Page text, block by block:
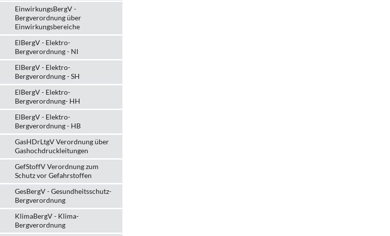
EinwirkungsBergV -
Bergverordnung über
Einwirkungsbereiche
ElBergV - Elektro-
Bergverordnung - NI
ElBergV - Elektro-
Bergverordnung - SH
ElBergV - Elektro-
Bergverordnung- HH
ElBergV - Elektro-
Bergverordnung - HB
GasHDrLtgV Verordnung über
Gashochdruckleitungen
GefStoffV Verordnung zum
Schutz vor Gefahrstoffen
GesBergV - Gesundheitsschutz-
Bergverordnung
KlimaBergV - Klima-
Bergverordnung